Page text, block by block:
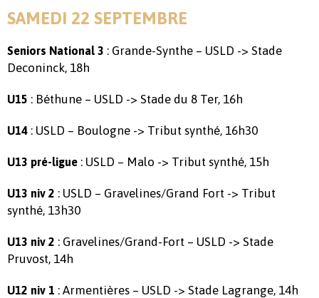
SAMEDI 22 SEPTEMBRE
Seniors National 3 : Grande-Synthe – USLD -> Stade
Deconinck, 18h
U15 : Béthune – USLD -> Stade du 8 Ter, 16h
U14 : USLD – Boulogne -> Tribut synthé, 16h30
U13 pré-ligue : USLD – Malo -> Tribut synthé, 15h
U13 niv 2 : USLD – Gravelines/Grand Fort -> Tribut
synthé, 13h30
U13 niv 2 : Gravelines/Grand-Fort – USLD -> Stade
Pruvost, 14h
U12 niv 1 : Armentières – USLD -> Stade Lagrange, 14h